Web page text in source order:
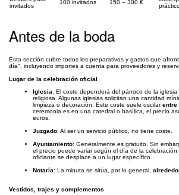
invitados
100 invitados 150 – 300 €
Antes de la boda
Esta sección cubre todos los preparativos y gastos que
día", incluyendo importes a cuenta para proveedores y
Lugar de la celebración oficial
Iglesia: El coste dependerá del párroco de la
religiosa. Algunas iglesias solicitan una cantidad
limpieza o decoración. Este coste suele oscilarentre
ceremonia es en una catedral o basílica, el precio
euros.
Juzgado: Al ser un servicio público, no tiene coste.
Ayuntamiento: Generalmente es gratuito. Sin
el precio puede variar según el día de la
oficiante se desplace a un lugar específico.
Notaría: La minuta se sitúa, por lo general,
Vestidos, trajes y complementos